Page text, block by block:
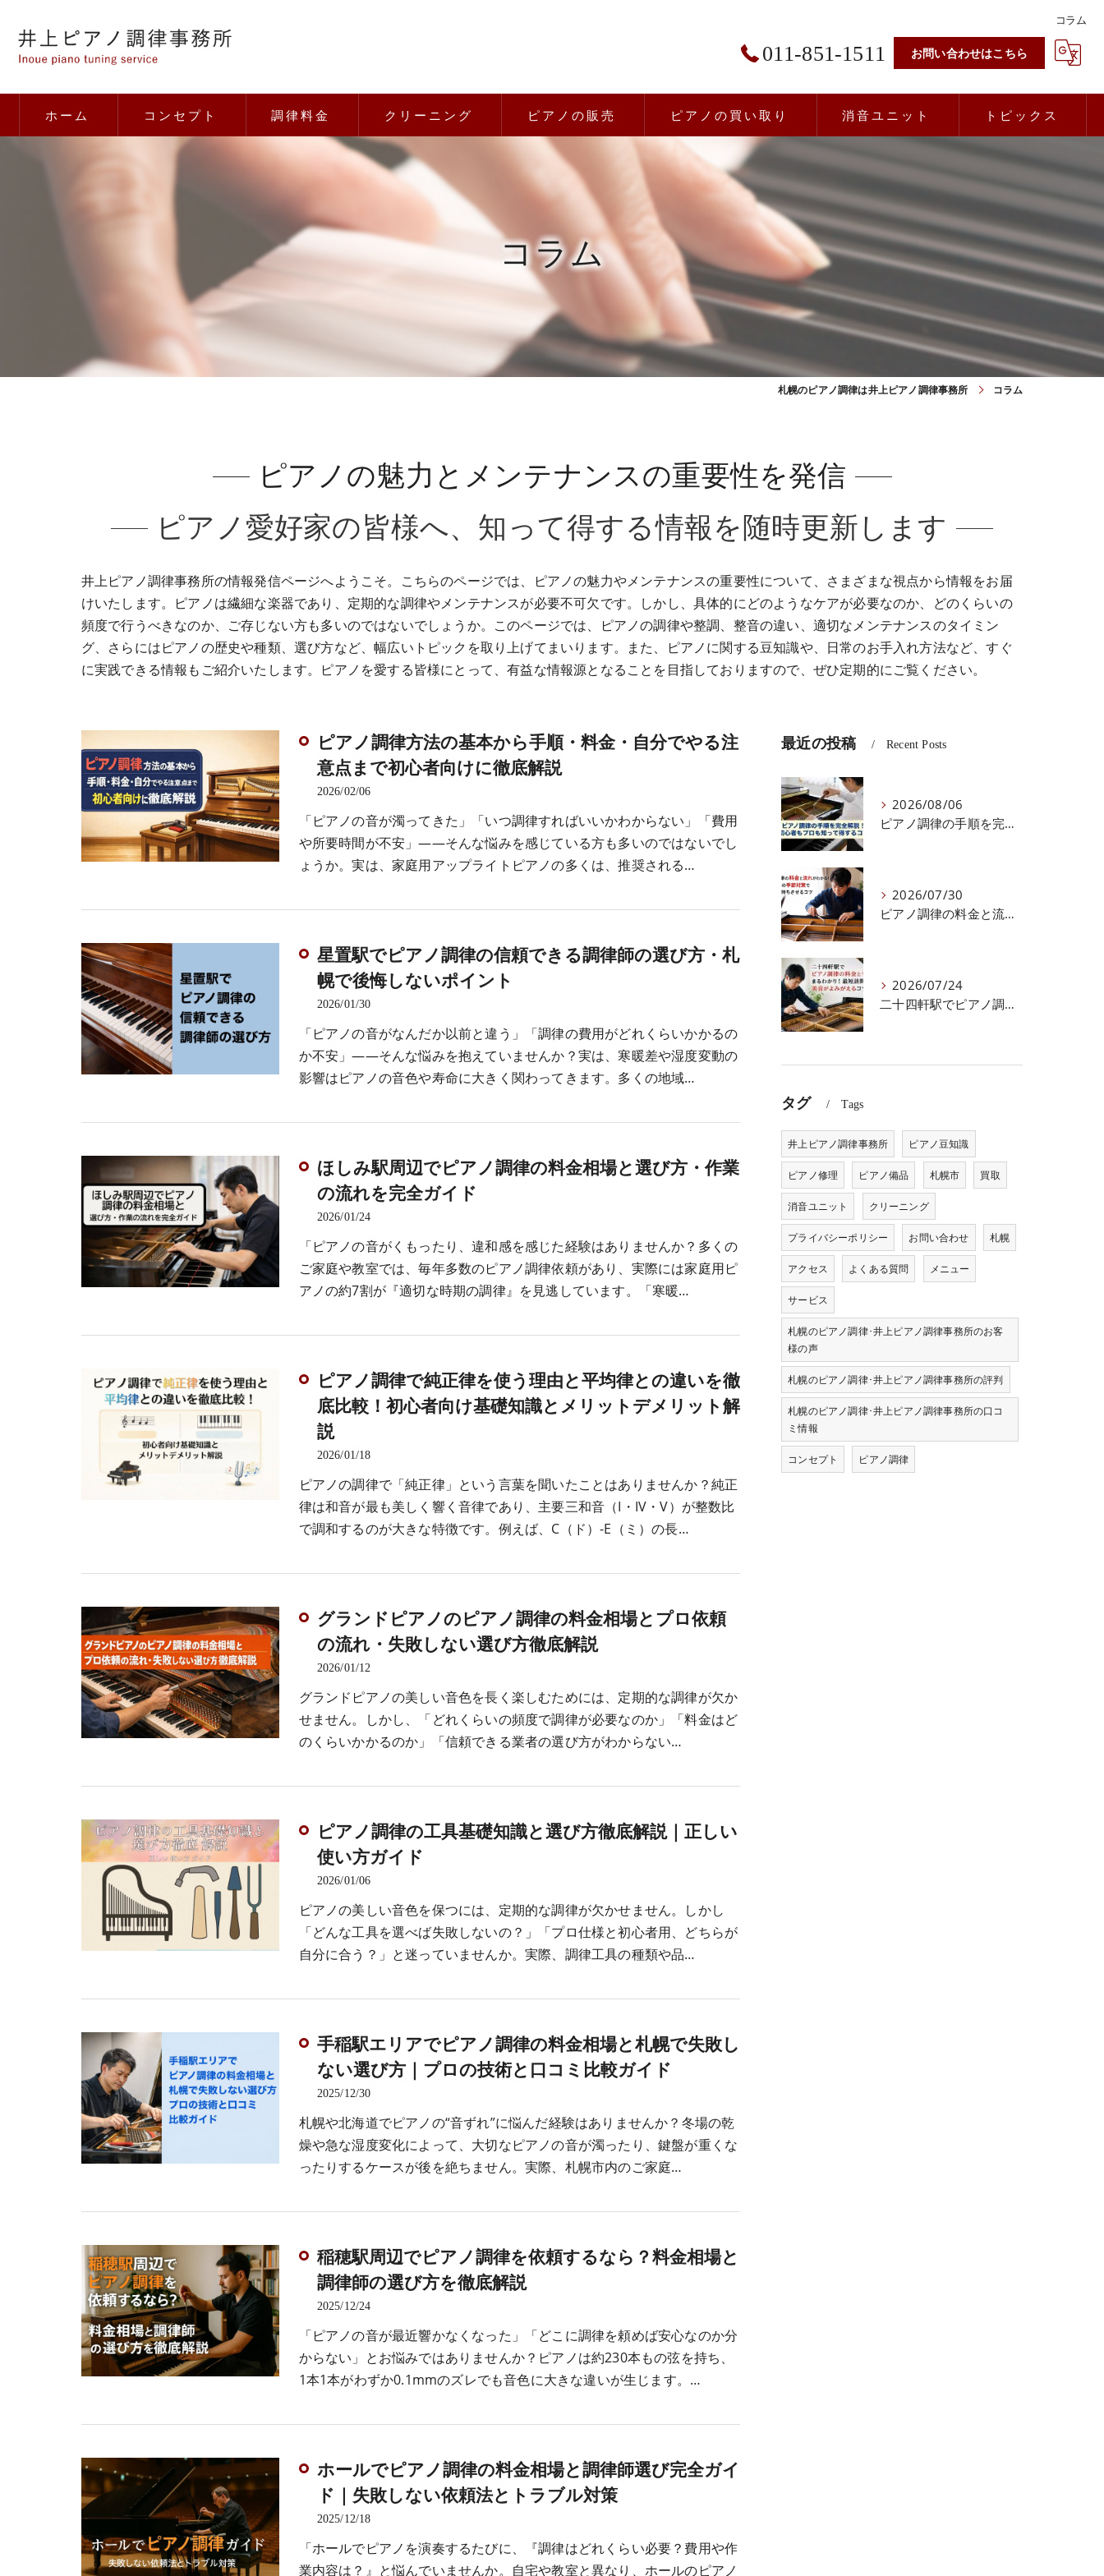
コラム
011-851-1511 お問い合わせはこちら
ホーム コンセプト 調律料金 クリーニング ピアノの販売 ピアノの買い取り 消音ユニット トピックス
コラム
札幌のピアノ調律は井上ピアノ調律事務所 コラム
ピアノの魅力とメンテナンスの重要性を発信
ピアノ愛好家の皆様へ、知って得する情報を随時更新します
井上ピアノ調律事務所の情報発信ページへようこそ。​こちらのページでは、ピアノの魅力やメンテナンスの重要性について、さまざまな視点から情報をお届
けいたします。​ピアノは繊細な楽器であり、定期的な調律やメンテナンスが必要不可欠です。​しかし、具体的にどのようなケアが必要なのか、どのくらいの
頻度で行うべきなのか、ご存じない方も多いのではないでしょうか。​このページでは、ピアノの調律や整調、整音の違い、適切なメンテナンスのタイミン
グ、さらにはピアノの歴史や種類、選び方など、幅広いトピックを取り上げてまいります。​また、ピアノに関する豆知識や、日常のお手入れ方法など、すぐ
に実践できる情報もご紹介いたします。​ピアノを愛する皆様にとって、有益な情報源となることを目指しておりますので、ぜひ定期的にご覧ください。
ピアノ調律方法の基本から手順・料金・自分でやる注
意点まで初心者向けに徹底解説
2026/02/06
「ピアノの音が濁ってきた」「いつ調律すればいいかわからない」「費用
や所要時間が不安」――そんな悩みを感じている方も多いのではないでし
ょうか。実は、家庭用アップライトピアノの多くは、推奨される…
星置駅でピアノ調律の信頼できる調律師の選び方・札
幌で後悔しないポイント
2026/01/30
「ピアノの音がなんだか以前と違う」「調律の費用がどれくらいかかるの
か不安」――そんな悩みを抱えていませんか？実は、寒暖差や湿度変動の
影響はピアノの音色や寿命に大きく関わってきます。多くの地域…
ほしみ駅周辺でピアノ調律の料金相場と選び方・作業
の流れを完全ガイド
2026/01/24
「ピアノの音がくもったり、違和感を感じた経験はありませんか？多くの
ご家庭や教室では、毎年多数のピアノ調律依頼があり、実際には家庭用ピ
アノの約7割が『適切な時期の調律』を見逃しています。「寒暖…
ピアノ調律で純正律を使う理由と平均律との違いを徹
底比較！初心者向け基礎知識とメリットデメリット解
説
2026/01/18
ピアノの調律で「純正律」という言葉を聞いたことはありませんか？純正
律は和音が最も美しく響く音律であり、主要三和音（I・IV・V）が整数比
で調和するのが大きな特徴です。例えば、C（ド）-E（ミ）の長…
グランドピアノのピアノ調律の料金相場とプロ依頼
の流れ・失敗しない選び方徹底解説
2026/01/12
グランドピアノの美しい音色を長く楽しむためには、定期的な調律が欠か
せません。しかし、「どれくらいの頻度で調律が必要なのか」「料金はど
のくらいかかるのか」「信頼できる業者の選び方がわからない…
ピアノ調律の工具基礎知識と選び方徹底解説｜正しい
使い方ガイド
2026/01/06
ピアノの美しい音色を保つには、定期的な調律が欠かせません。しかし
「どんな工具を選べば失敗しないの？」「プロ仕様と初心者用、どちらが
自分に合う？」と迷っていませんか。実際、調律工具の種類や品…
手稲駅エリアでピアノ調律の料金相場と札幌で失敗し
ない選び方｜プロの技術と口コミ比較ガイド
2025/12/30
札幌や北海道でピアノの“音ずれ”に悩んだ経験はありませんか？冬場の乾
燥や急な湿度変化によって、大切なピアノの音が濁ったり、鍵盤が重くな
ったりするケースが後を絶ちません。実際、札幌市内のご家庭…
稲穂駅周辺でピアノ調律を依頼するなら？料金相場と
調律師の選び方を徹底解説
2025/12/24
「ピアノの音が最近響かなくなった」「どこに調律を頼めば安心なのか分
からない」とお悩みではありませんか？ピアノは約230本もの弦を持ち、
1本1本がわずか0.1mmのズレでも音色に大きな違いが生じます。…
ホールでピアノ調律の料金相場と調律師選び完全ガイ
ド｜失敗しない依頼法とトラブル対策
2025/12/18
「ホールでピアノを演奏するたびに、『調律はどれくらい必要？費用や作
業内容は？』と悩んでいませんか。自宅や教室と異なり、ホールのピアノ
最近の投稿 Recent Posts
2026/08/06
ピアノ調律の手順を完全解説！初心者もプロも知って得するコツ
2026/07/30
ピアノ調律の料金と流れがわかる！北海道での季節対策で音色を長持ちさせるコツ
2026/07/24
二十四軒駅でピアノ調律の料金と手順がまるわかり！最短訪問で美音がよみがえるコツ
タグ Tags
井上ピアノ調律事務所 ピアノ豆知識
ピアノ修理 ピアノ備品 札幌市 買取
消音ユニット クリーニング
プライバシーポリシー お問い合わせ 札幌
アクセス よくある質問 メニュー
サービス
札幌のピアノ調律･井上ピアノ調律事務所のお客
様の声
札幌のピアノ調律･井上ピアノ調律事務所の評判
札幌のピアノ調律･井上ピアノ調律事務所の口コ
ミ情報
コンセプト ピアノ調律